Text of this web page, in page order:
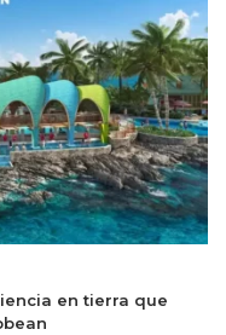
en tierra que